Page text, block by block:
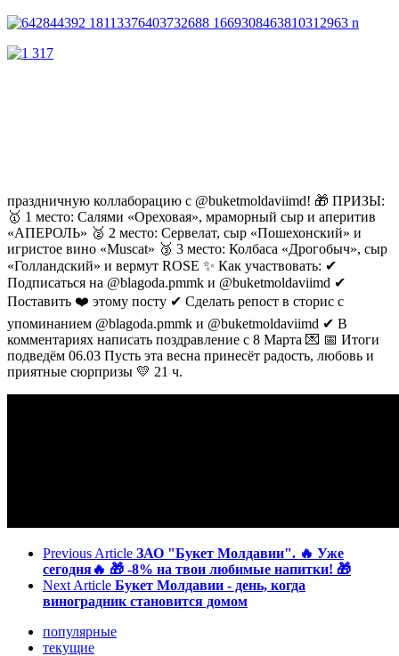
праздничную коллаборацию с @buketmoldaviimd! 🎁 ПРИЗЫ:
🥇 1 место: Салями «Ореховая», мраморный сыр и аперитив
«АПЕРОЛЬ» 🥈 2 место: Сервелат, сыр «Пошехонский» и
игристое вино «Muscat» 🥉 3 место: Колбаса «Дрогобыч», сыр
«Голландский» и вермут ROSE ✨ Как участвовать: ✔
Подписаться на @blagoda.pmmk и @buketmoldaviimd ✔
Поставить ❤️ этому посту ✔ Сделать репост в сторис с
упоминанием @blagoda.pmmk и @buketmoldaviimd ✔ В
комментариях написать поздравление с 8 Марта 💌 📅 Итоги
подведём 06.03 Пусть эта весна принесёт радость, любовь и
приятные сюрпризы 💛 21 ч.
Previous Article ЗАО "Букет Молдавии". 🔥 Уже
сегодня🔥 🎁 -8% на твои любимые напитки! 🎁
Next Article Букет Молдавии - день, когда
виноградник становится домом
популярные
текущие